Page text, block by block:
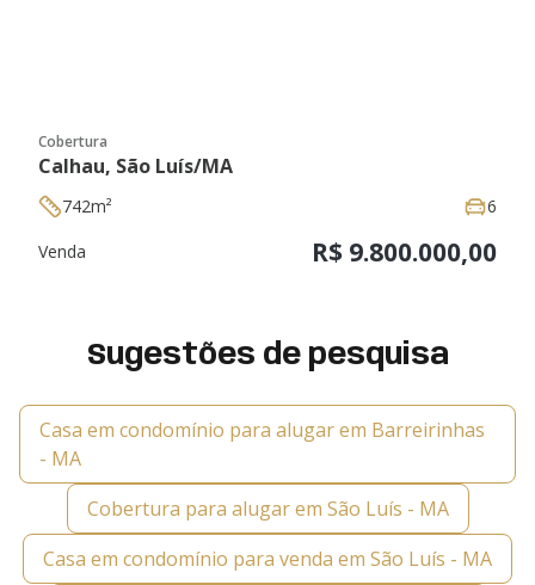
Cobertura
Calhau, São Luís/MA
742m²
6
Venda
R$ 9.800.000,00
Sugestões de pesquisa
Casa em condomínio para alugar em Barreirinhas
- MA
Cobertura para alugar em São Luís - MA
Casa em condomínio para venda em São Luís - MA